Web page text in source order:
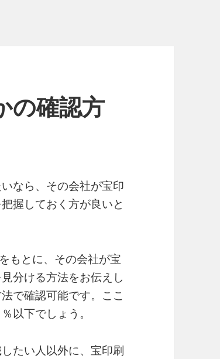
の確認方
なら、その会社が宝印
握しておく方が良いと
もとに、その会社が宝
分ける方法をお伝えし
で確認可能です。ここ
以下でしょう。
たい人以外に、宝印刷